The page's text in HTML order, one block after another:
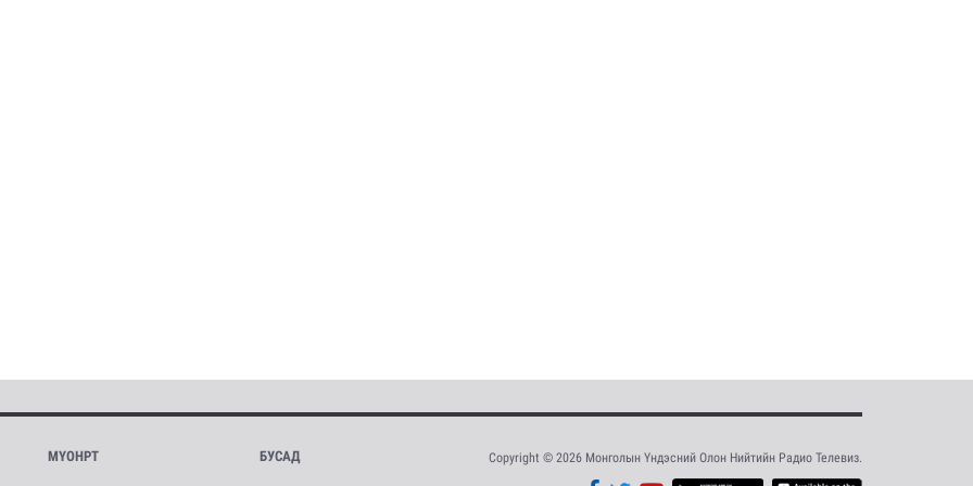
МҮОНРТ БУСАД Copyright © 2026 Монголын Үндэсний Олон Нийтийн Радио Телевиз.